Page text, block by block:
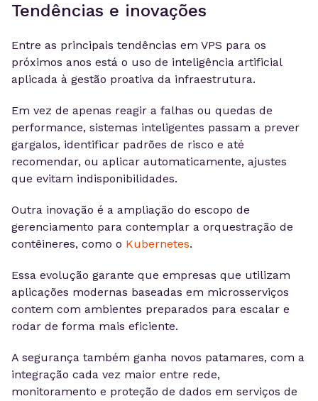
Tendências e inovações
Entre as principais tendências em VPS para os
próximos anos está o uso de inteligência artificial
aplicada à gestão proativa da infraestrutura.
Em vez de apenas reagir a falhas ou quedas de
performance, sistemas inteligentes passam a prever
gargalos, identificar padrões de risco e até
recomendar, ou aplicar automaticamente, ajustes
que evitam indisponibilidades.
Outra inovação é a ampliação do escopo de
gerenciamento para contemplar a orquestração de
contêineres, como o Kubernetes.
Essa evolução garante que empresas que utilizam
aplicações modernas baseadas em microsserviços
contem com ambientes preparados para escalar e
rodar de forma mais eficiente.
A segurança também ganha novos patamares, com a
integração cada vez maior entre rede,
monitoramento e proteção de dados em serviços de